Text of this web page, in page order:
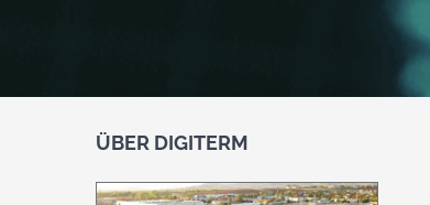
ÜBER DIGITERM